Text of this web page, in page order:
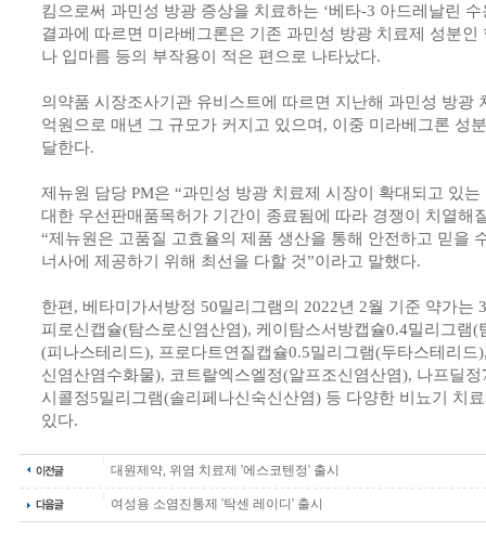
킴으로써 과민성 방광 증상을 치료하는 ‘베타-3 아드레날린
결과에 따르면 미라베그론은 기존 과민성 방광 치료제 성분
나 입마름 등의 부작용이 적은 편으로 나타났다.
의약품 시장조사기관 유비스트에 따르면 지난해 과민성 방광
억원으로 매년 그 규모가 커지고 있으며, 이중 미라베그론 성
달한다.
제뉴원 담당 PM은 “과민성 방광 치료제 시장이 확대되고 있
대한 우선판매품목허가 기간이 종료됨에 따라 경쟁이 치열해
“제뉴원은 고품질 고효율의 제품 생산을 통해 안전하고 믿을
너사에 제공하기 위해 최선을 다할 것”이라고 말했다.
한편, 베타미가서방정 50밀리그램의 2022년 2월 기준 약가는
피로신캡슐(탐스로신염산염), 케이탐스서방캡슐0.4밀리그램(
(피나스테리드), 프로다트연질캡슐0.5밀리그램(두타스테리드
신염산염수화물), 코트랄엑스엘정(알프조신염산염), 나프딜
시콜정5밀리그램(솔리페나신숙신산염) 등 다양한 비뇨기 치
있다.
대원제약, 위염 치료제 '에스코텐정' 출시
여성용 소염진통제 '탁센 레이디' 출시